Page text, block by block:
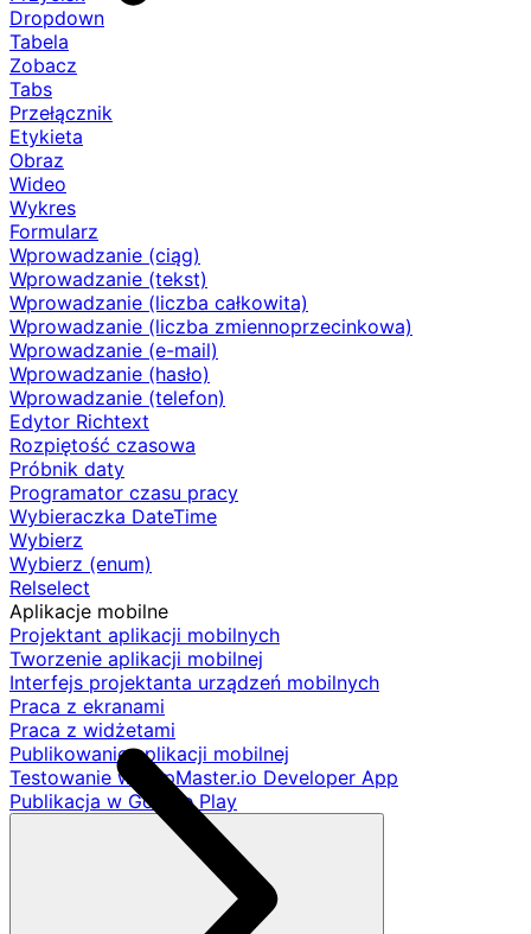
Dropdown
Tabela
Zobacz
Tabs
Przełącznik
Etykieta
Obraz
Wideo
Wykres
Formularz
Wprowadzanie (ciąg)
Wprowadzanie (tekst)
Wprowadzanie (liczba całkowita)
Wprowadzanie (liczba zmiennoprzecinkowa)
Wprowadzanie (e-mail)
Wprowadzanie (hasło)
Wprowadzanie (telefon)
Edytor Richtext
Rozpiętość czasowa
Próbnik daty
Programator czasu pracy
Wybieraczka DateTime
Wybierz
Wybierz (enum)
Relselect
Aplikacje mobilne
Projektant aplikacji mobilnych
Tworzenie aplikacji mobilnej
Interfejs projektanta urządzeń mobilnych
Praca z ekranami
Praca z widżetami
Publikowanie aplikacji mobilnej
Testowanie w AppMaster.io Developer App
Publikacja w Google Play